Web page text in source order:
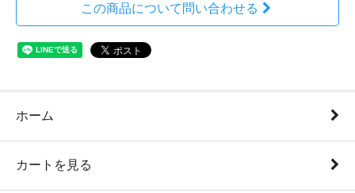
この商品について問い合わせる
ホーム
カートを見る